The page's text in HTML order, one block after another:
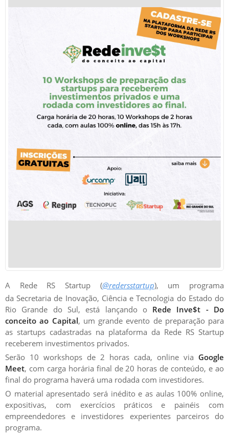
A Rede RS Startup (@redersstartup), um programa
da Secretaria de Inovação, Ciência e Tecnologia do Estado do
Rio Grande do Sul, está lançando o Rede Inve$t - Do
conceito ao Capital, um grande evento de preparação para
as startups cadastradas na plataforma da Rede RS Startup
receberem investimentos privados.
Serão 10 workshops de 2 horas cada, online via Google
Meet, com carga horária final de 20 horas de conteúdo, e ao
final do programa haverá uma rodada com investidores.
O material apresentado será inédito e as aulas 100% online,
expositivas, com exercícios práticos e painéis com
empreendedores e investidores experientes parceiros do
programa.